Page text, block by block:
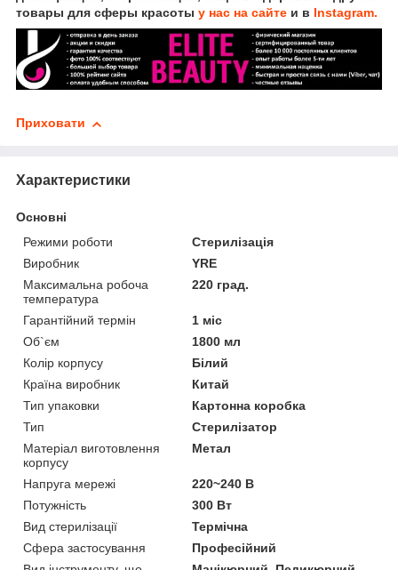
товары для сферы красоты у нас на сайте и в Instagram.
Приховати
Характеристики
Основні
Режими роботи
Стерилізація
Виробник
YRE
Максимальна робоча
температура
220 град.
Гарантійний термін
1 міс
Об`єм
1800 мл
Колір корпусу
Білий
Країна виробник
Китай
Тип упаковки
Картонна коробка
Тип
Стерилізатор
Матеріал виготовлення
корпусу
Метал
Напруга мережі
220~240 В
Потужність
300 Вт
Вид стерилізації
Термічна
Сфера застосування
Професійний